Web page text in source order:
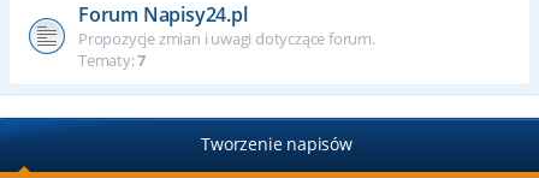
Forum Napisy24.pl
Propozycje zmian i uwagi dotyczące forum.
Tematy:7
Tworzenie napisów